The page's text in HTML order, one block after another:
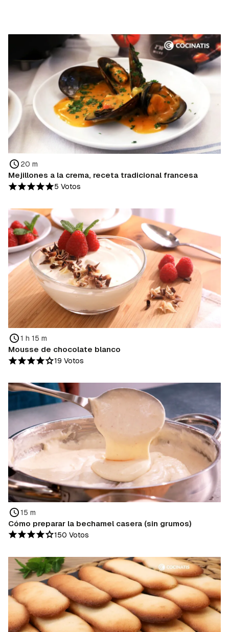
20 m
Mejillones a la crema, receta tradicional francesa
5 Votos
1 h 15 m
Mousse de chocolate blanco
19 Votos
15 m
Cómo preparar la bechamel casera (sin grumos)
150 Votos